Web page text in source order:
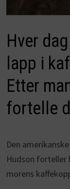
Hver
lapp i
Etter
fortelle
Den
Hudson forteller
morens